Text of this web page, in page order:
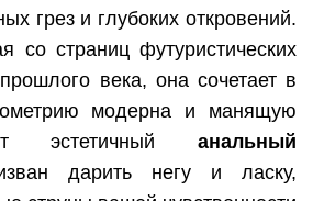
грез и глубоких откровений.
со страниц футуристических
века, она сочетает в
модерна и манящую
эстетичный анальный
дарить негу и ласку,